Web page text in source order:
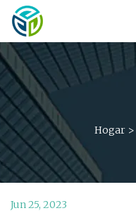
Hogar>
Jun 25, 2023